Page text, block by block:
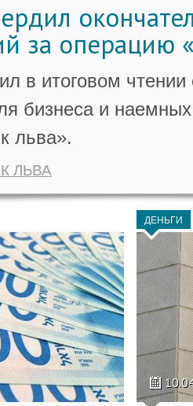
за операцию
в итоговом
бизнеса и
льва».
ЛЬВА
ДЕНЬГИ